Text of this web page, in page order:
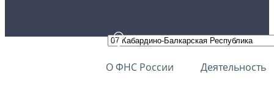
О ФНС России Деятельность